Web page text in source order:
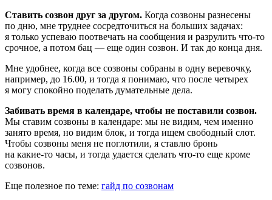
Ставить созвон друг за другом. Когда созвоны разнесены
по дню, мне труднее сосредточиться на больших задачах:
я только успеваю поотвечать на сообщения и разрулить что-то
срочное, а потом бац — еще один созвон. И так до конца дня.
Мне удобнее, когда все созвоны собраны в одну веревочку,
например, до 16.00, и тогда я понимаю, что после четырех
я могу спокойно поделать думательные дела.
Забивать время в календаре, чтобы не поставили созвон.
Мы ставим созвоны в календаре: мы не видим, чем именно
занято время, но видим блок, и тогда ищем свободный слот.
Чтобы созвоны меня не поглотили, я ставлю бронь
на какие-то часы, и тогда удается сделать что-то еще кроме
созвонов.
Еще полезное по теме: гайд по созвонам